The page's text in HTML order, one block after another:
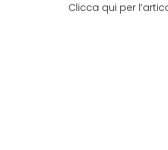
Clicca qui per